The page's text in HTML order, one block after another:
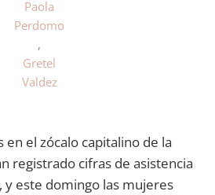
Paola
Perdomo
,
Gretel
Valdez
en el zócalo capitalino de la
registrado cifras de asistencia
y este domingo las mujeres